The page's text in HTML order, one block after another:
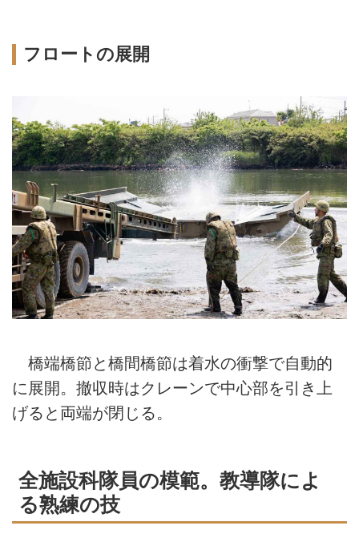
フロートの展開
橋端橋節と橋間橋節は着水の衝撃で自動的
に展開。撤収時はクレーンで中心部を引き上
げると両端が閉じる。
全施設科隊員の模範。教導隊によ
る熟練の技